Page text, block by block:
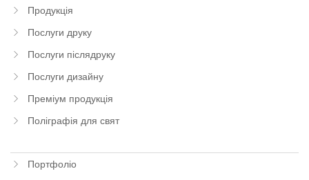
Продукція
Послуги друку
Послуги післядруку
Послуги дизайну
Преміум продукція
Поліграфія для свят
Портфоліо